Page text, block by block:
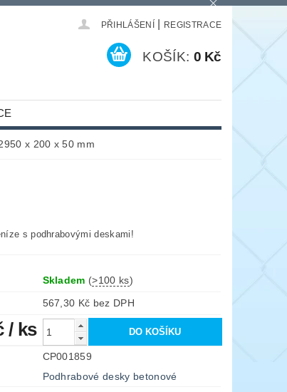
PŘIHLÁŠENÍ REGISTRACE
KOŠÍK: 0 Kč
x 200 x 50 mm
s podhrabovými deskami!
Skladem (>100 ks)
567,30 Kč bez DPH
/ ks
CP001859
Podhrabové desky betonové